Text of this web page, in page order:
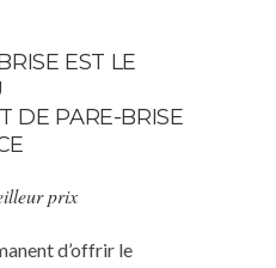
EST LE
DE PARE-BRISE
prix
d’offrir le